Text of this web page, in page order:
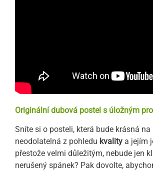
Originální dubová postel s úložným
Sníte si o posteli, která bude krásná na
neodolatelná z pohledu kvality a jejím
přestože velmi důležitým, nebude jen
nerušený spánek? Pak dovolte,